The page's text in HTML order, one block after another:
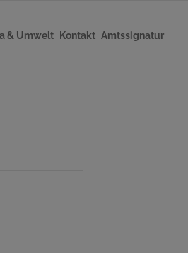
& Umwelt Kontakt Amtssignatur